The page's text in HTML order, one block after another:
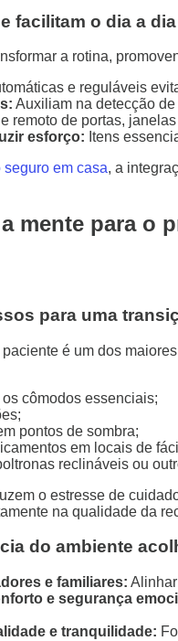
facilitam o dia a dia
a rotina,
e reguláveis
Auxiliam na detecção
remoto de portas,
esforço: Itens
em casa, a
mente para o
para uma
é um dos
cômodos essenciais;
pontos de sombra;
em locais de
reclináveis ou
o estresse de
na qualidade da
do ambiente
e familiares:
e segurança
e tranquilidade: